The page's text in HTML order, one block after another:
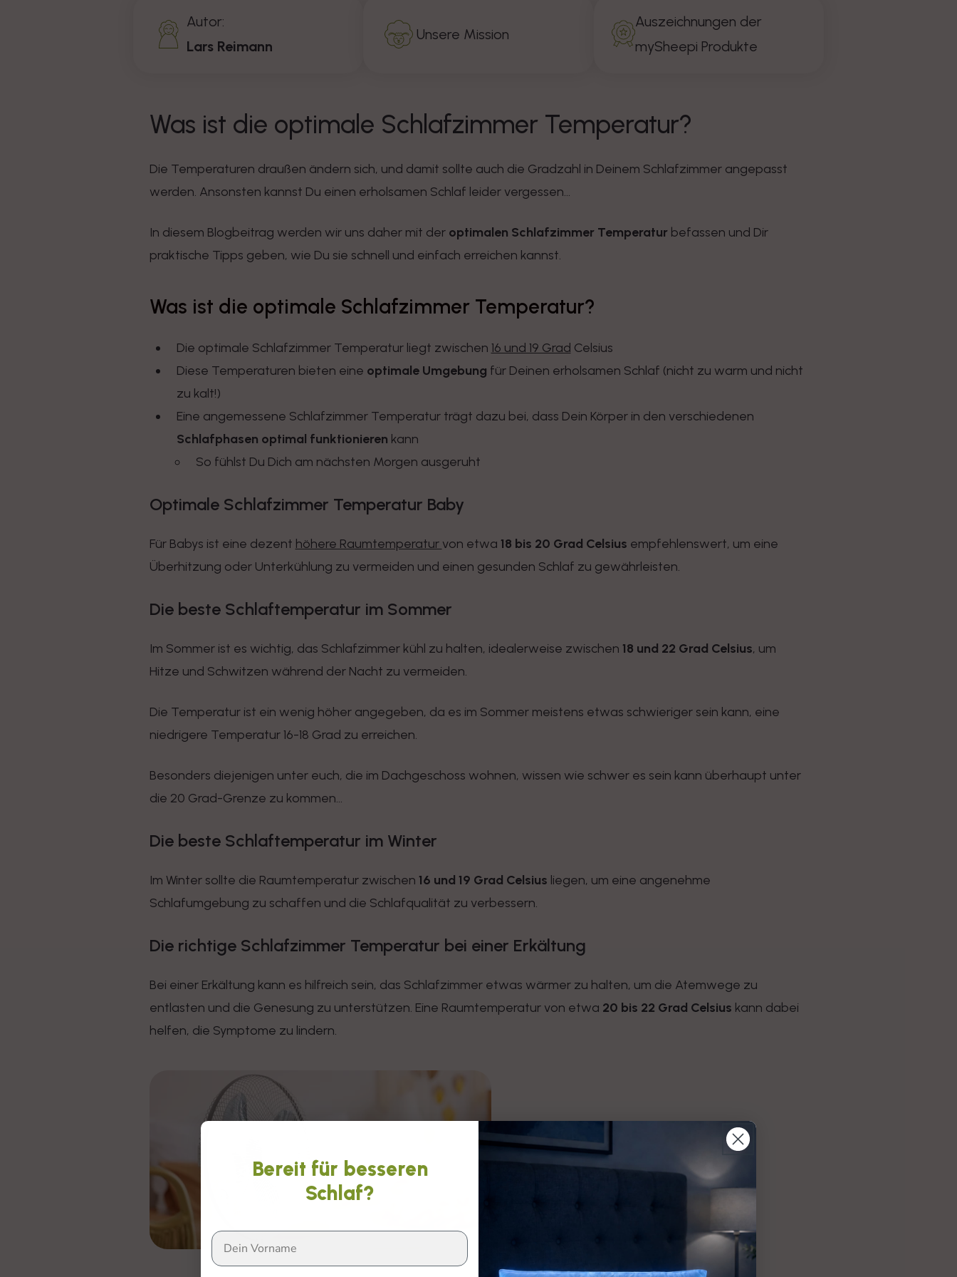
Autor:
Lars Reimann
Unsere Mission
Auszeichnungen der
mySheepi Produkte
Was ist die optimale Schlafzimmer Temperatur?
Die Temperaturen draußen ändern sich, und damit sollte auch die Gradzahl in Deinem Schlafzimmer angepasst
werden. Ansonsten kannst Du einen erholsamen Schlaf leider vergessen...
In diesem Blogbeitrag werden wir uns daher mit der optimalen Schlafzimmer Temperaturbefassen und Dir
praktische Tipps geben, wie Du sie schnell und einfach erreichen kannst.
Was ist die optimale Schlafzimmer Temperatur?
Die optimale Schlafzimmer Temperatur liegt zwischen 16 und 19 Grad Celsius
Diese Temperaturen bieten eine optimale Umgebung für Deinen erholsamen Schlaf (nicht zu warm und nicht
zu kalt!)
Eine angemessene Schlafzimmer Temperatur trägt dazu bei, dass Dein Körper in den verschiedenen
Schlafphasen optimal funktionieren kann
So fühlst Du Dich am nächsten Morgen ausgeruht
Optimale Schlafzimmer Temperatur Baby
Für Babys ist eine dezent höhere Raumtemperatur von etwa 18 bis 20 Grad Celsius empfehlenswert, um eine
Überhitzung oder Unterkühlung zu vermeiden und einen gesunden Schlaf zu gewährleisten.
Die beste Schlaftemperatur im Sommer
Im Sommer ist es wichtig, das Schlafzimmer kühl zu halten, idealerweise zwischen 18 und 22 Grad Celsius, um
Hitze und Schwitzen während der Nacht zu vermeiden.
Die Temperatur ist ein wenig höher angegeben, da es im Sommer meistens etwas schwieriger sein kann, eine
niedrigere Temperatur 16-18 Grad zu erreichen.
Besonders diejenigen unter euch, die im Dachgeschoss wohnen, wissen wie schwer es sein kann überhaupt unter
die 20 Grad-Grenze zu kommen...
Die beste Schlaftemperatur im Winter
Im Winter sollte die Raumtemperatur zwischen 16 und 19 Grad Celsius liegen, um eine angenehme
Schlafumgebung zu schaffen und die Schlafqualität zu verbessern.
Die richtige Schlafzimmer Temperatur bei einer Erkältung
Bei einer Erkältung kann es hilfreich sein, das Schlafzimmer etwas wärmer zu halten, um die Atemwege zu
entlasten und die Genesung zu unterstützen. Eine Raumtemperatur von etwa 20 bis 22 Grad Celsius kann dabei
helfen, die Symptome zu lindern.
Bereit für besseren
Schlaf?